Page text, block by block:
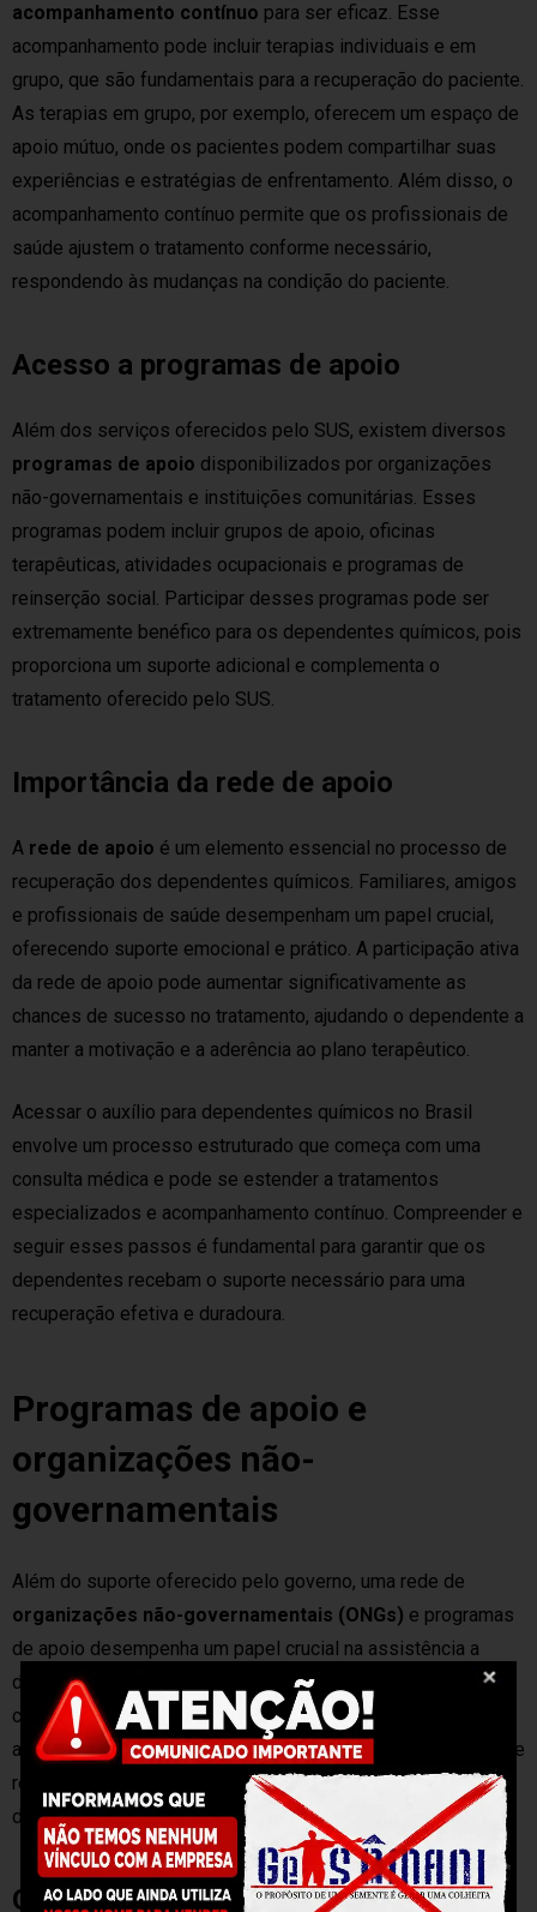
acompanhamento contínuo para ser eficaz. Esse
acompanhamento pode incluir terapias individuais e em
grupo, que são fundamentais para a recuperação do paciente.
As terapias em grupo, por exemplo, oferecem um espaço de
apoio mútuo, onde os pacientes podem compartilhar suas
experiências e estratégias de enfrentamento. Além disso, o
acompanhamento contínuo permite que os profissionais de
saúde ajustem o tratamento conforme necessário,
respondendo às mudanças na condição do paciente.
Acesso a programas de apoio
Além dos serviços oferecidos pelo SUS, existem diversos
programas de apoio disponibilizados por organizações
não-governamentais e instituições comunitárias. Esses
programas podem incluir grupos de apoio, oficinas
terapêuticas, atividades ocupacionais e programas de
reinserção social. Participar desses programas pode ser
extremamente benéfico para os dependentes químicos, pois
proporciona um suporte adicional e complementa o
tratamento oferecido pelo SUS.
Importância da rede de apoio
A rede de apoio é um elemento essencial no processo de
recuperação dos dependentes químicos. Familiares, amigos
e profissionais de saúde desempenham um papel crucial,
oferecendo suporte emocional e prático. A participação ativa
da rede de apoio pode aumentar significativamente as
chances de sucesso no tratamento, ajudando o dependente a
manter a motivação e a aderência ao plano terapêutico.
Acessar o auxílio para dependentes químicos no Brasil
envolve um processo estruturado que começa com uma
consulta médica e pode se estender a tratamentos
especializados e acompanhamento contínuo. Compreender e
seguir esses passos é fundamental para garantir que os
dependentes recebam o suporte necessário para uma
recuperação efetiva e duradoura.
Programas de apoio e
organizações não-
governamentais
Além do suporte oferecido pelo governo, uma rede de
organizações não-governamentais (ONGs) e programas
de apoio desempenha um papel crucial na assistência a
dependentes químicos e suas famílias. Essas iniciativas
complementam os serviços públicos, proporcionando uma
abordagem mais ampla e personalizada para a recuperação e
reintegração social dos indivíduos afetados pela
dependência química.
Grupos de apoio